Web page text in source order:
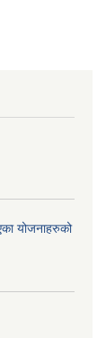
योजनाहरुको